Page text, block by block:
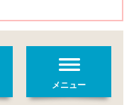
メニュー